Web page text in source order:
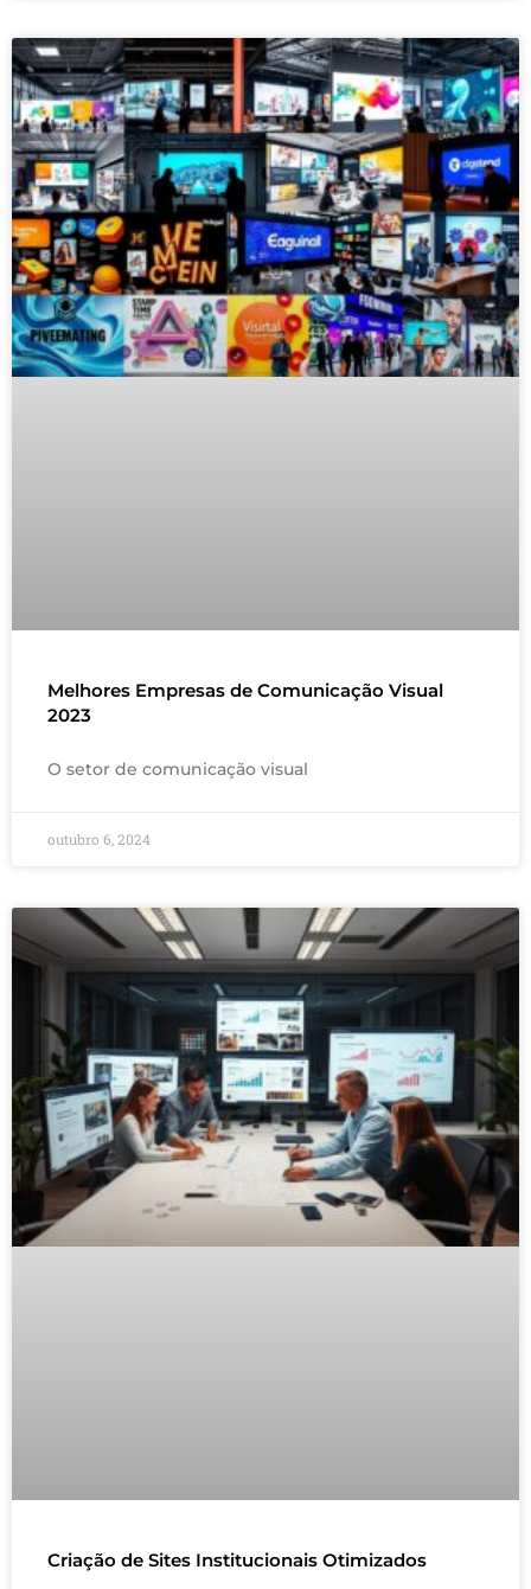
Melhores Empresas de Comunicação Visual
2023
O setor de comunicação visual
outubro 6, 2024
Criação de Sites Institucionais Otimizados